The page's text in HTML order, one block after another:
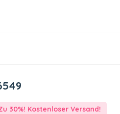
30%! Kostenloser Versand!